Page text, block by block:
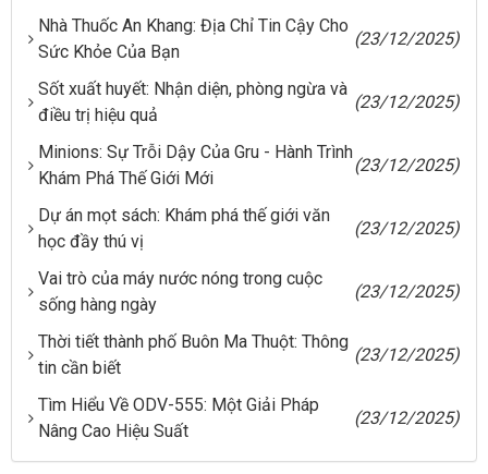
Nhà Thuốc An Khang: Địa Chỉ Tin Cậy Cho
Sức Khỏe Của Bạn
(23/12/2025)
Sốt xuất huyết: Nhận diện, phòng ngừa và
điều trị hiệu quả
(23/12/2025)
Minions: Sự Trỗi Dậy Của Gru - Hành Trình
Khám Phá Thế Giới Mới
(23/12/2025)
Dự án mọt sách: Khám phá thế giới văn
học đầy thú vị
(23/12/2025)
Vai trò của máy nước nóng trong cuộc
sống hàng ngày
(23/12/2025)
Thời tiết thành phố Buôn Ma Thuột: Thông
tin cần biết
(23/12/2025)
Tìm Hiểu Về ODV-555: Một Giải Pháp
Nâng Cao Hiệu Suất
(23/12/2025)